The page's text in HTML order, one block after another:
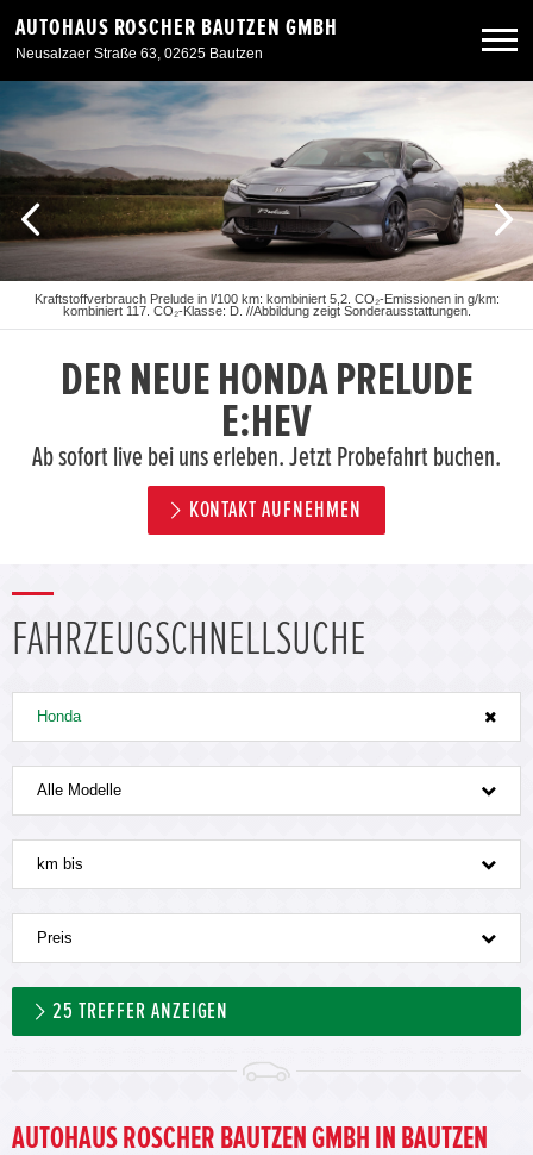
AUTOHAUS ROSCHER BAUTZEN GMBH
Neusalzaer Straße 63, 02625 Bautzen
Neuwagen
Gebrauchtwagen
Angebote
Service & Zubehör
Kraftstoffverbrauch Prelude in l/100 km: kombiniert 5,2. CO₂-Emissionen in g/km:
kombiniert 117. CO₂-Klasse: D. //Abbildung zeigt Sonderausstattungen.
DER NEUE HONDA PRELUDE
E:HEV
Ab sofort live bei uns erleben. Jetzt Probefahrt buchen.
KONTAKT AUFNEHMEN
FAHRZEUGSCHNELLSUCHE
Honda
Alle Modelle
km bis
Preis
25 TREFFER ANZEIGEN
AUTOHAUS ROSCHER BAUTZEN GMBH IN BAUTZEN